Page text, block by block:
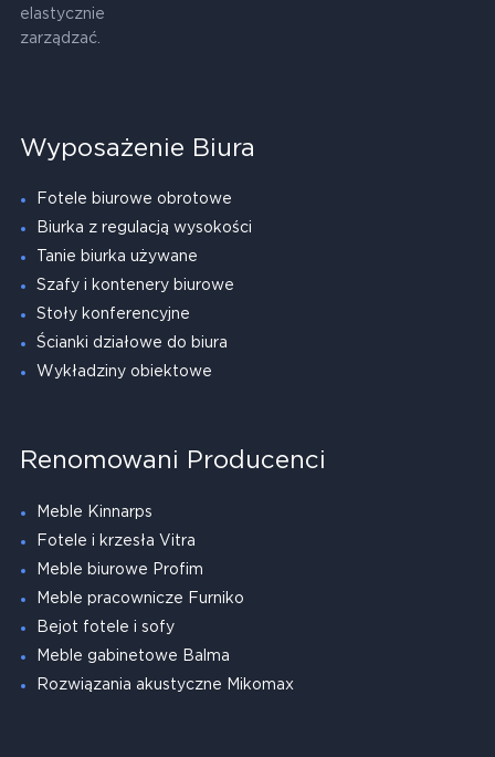
elastycznie
zarządzać.
Wyposażenie Biura
Fotele biurowe obrotowe
Biurka z regulacją wysokości
Tanie biurka używane
Szafy i kontenery biurowe
Stoły konferencyjne
Ścianki działowe do biura
Wykładziny obiektowe
Renomowani Producenci
Meble Kinnarps
Fotele i krzesła Vitra
Meble biurowe Profim
Meble pracownicze Furniko
Bejot fotele i sofy
Meble gabinetowe Balma
Rozwiązania akustyczne Mikomax